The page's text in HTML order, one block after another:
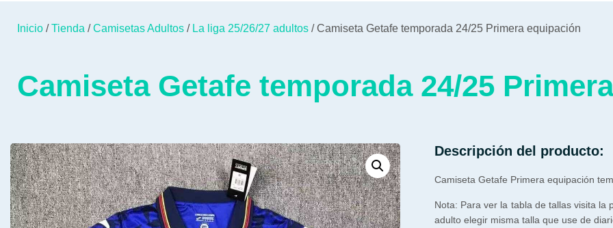
Inicio /Tienda /Camisetas Adultos / La liga 25/26/27 adultos / Camiseta Getafe temporada 24/25 Primera equipación
Camiseta Getafe temporada 24/25
Descripción del producto:
Camiseta Getafe Primera equipación
Nota: Para ver la tabla de tallas visita la
adulto elegir misma talla que use de